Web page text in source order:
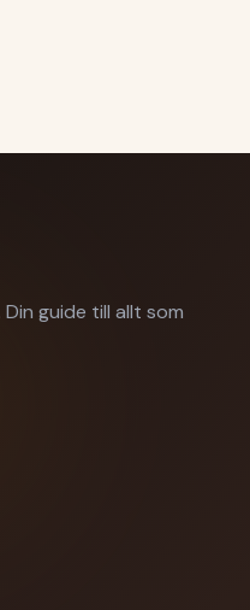
guide till allt som